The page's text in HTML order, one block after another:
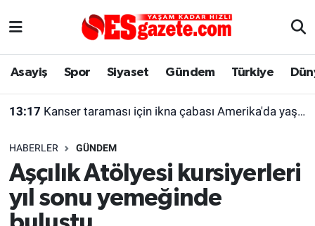
Asayiş Spor Siyaset Gündem Türkiye
13:17 Kanser taraması için ikna çabası Amerika'da yaşayan kadını şaşırttı
HABERLER GÜNDEM
Aşçılık Atölyesi kursiyerleri
yıl sonu yemeğinde
Asayiş
Gündem
Türkiye
Yaşam
Eskişehirspor Arşivi
Eskişehir Arşivi
Eskişehir Nöbetçi Eczaneler
Süper Lig Puan Durumu ve Fikstür
Tüm Manşetler